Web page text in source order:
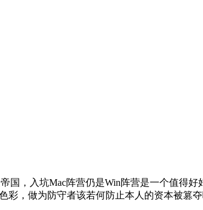
，入坑Mac阵营仍是Win阵营是一个值得好
，做为防守者该若何防止本人的资本被篡